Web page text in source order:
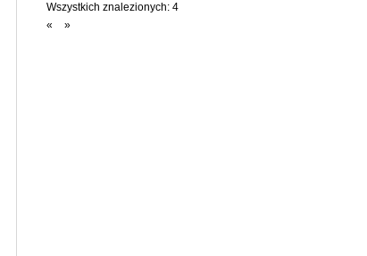
Wszystkich znalezionych: 4
«
»